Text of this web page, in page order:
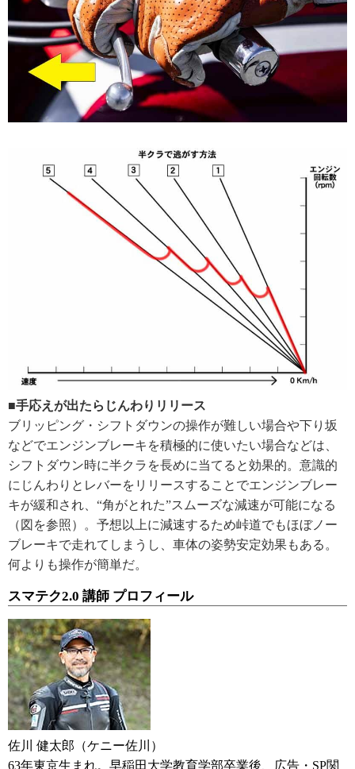
■手応えが出たらじんわりリリース
ブリッピング・シフトダウンの操作が難しい場合や下り坂
などでエンジンブレーキを積極的に使いたい場合などは、
シフトダウン時に半クラを長めに当てると効果的。意識的
にじんわりとレバーをリリースすることでエンジンブレー
キが緩和され、“角がとれた”スムーズな減速が可能になる
（図を参照）。予想以上に減速するため峠道でもほぼノー
ブレーキで走れてしまうし、車体の姿勢安定効果もある。
何よりも操作が簡単だ。
スマテク2.0 講師 プロフィール
佐川 健太郎（ケニー佐川）
63年東京生まれ。早稲田大学教育学部卒業後、広告・SP関